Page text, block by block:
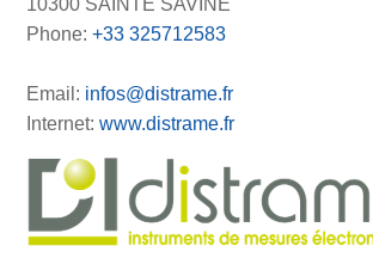
Phone:+33 325712583
Email: infos@distrame.fr
Internet:www.distrame.fr